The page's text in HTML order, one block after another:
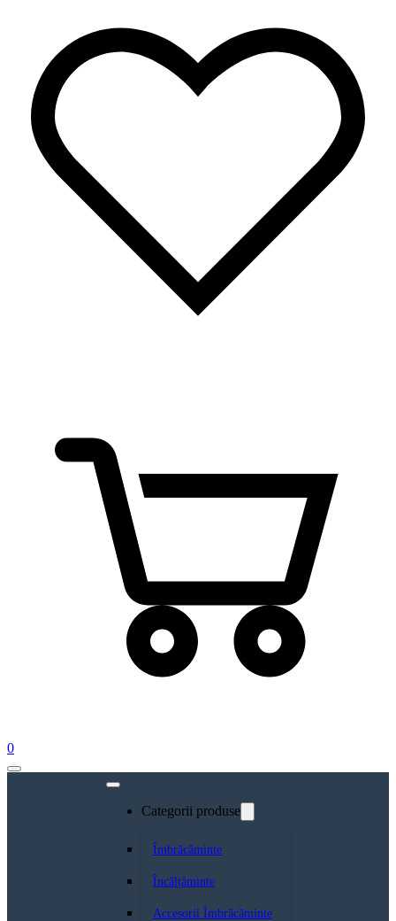
0
Categorii produse
Îmbrăcăminte
Încălțăminte
Accesorii Îmbrăcăminte